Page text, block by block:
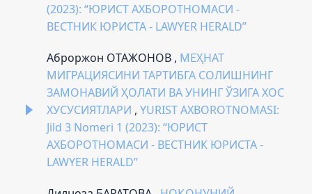
(2023): “ЮРИСТ АХБОРОТНОМАСИ -
ВЕСТНИК ЮРИСТА - LAWYER HERALD”
Аброржон ОТАЖОНОВ , МЕҲНАТ
МИГРАЦИЯСИНИ ТАРТИБГА СОЛИШНИНГ
ЗАМОНАВИЙ ҲОЛАТИ ВА УНИНГ ЎЗИГА ХОС
ХУСУСИЯТЛАРИ , YURIST AXBOROTNOMASI:
Jild 3 Nomeri 1 (2023): “ЮРИСТ
АХБОРОТНОМАСИ - ВЕСТНИК ЮРИСТА -
LAWYER HERALD”